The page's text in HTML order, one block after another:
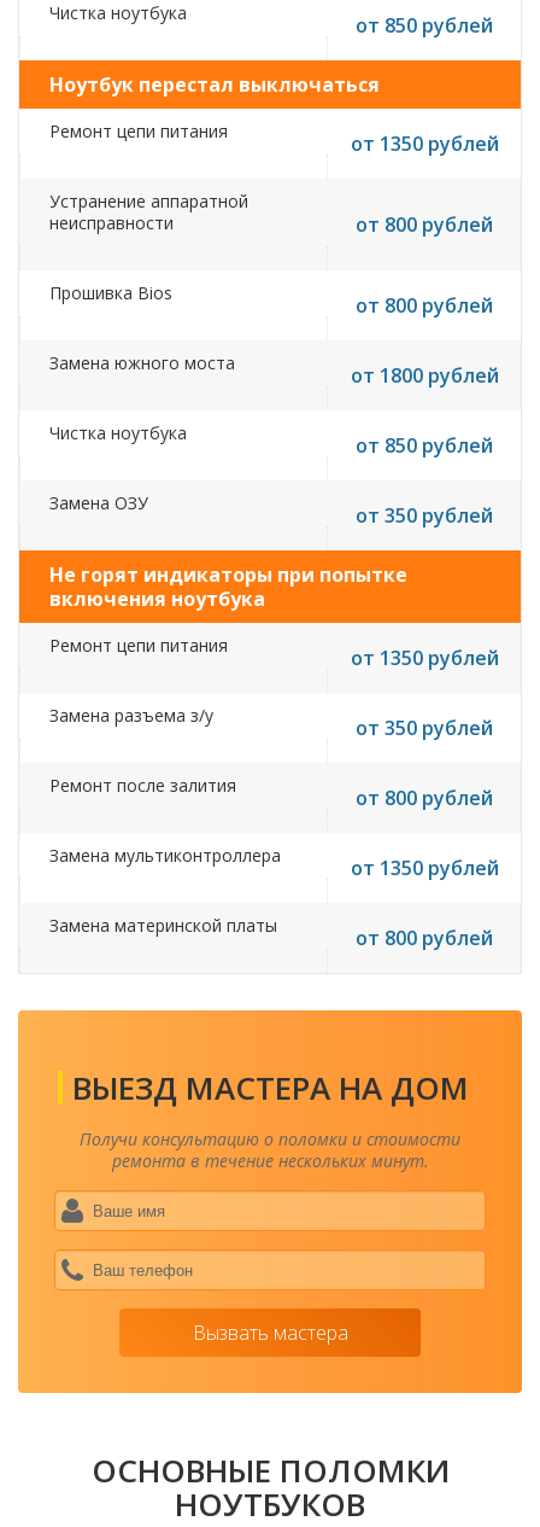
Чистка ноутбука от 850 рублей
Ноутбук перестал выключаться
Ремонт цепи питания от 1350 рублей
Устранение аппаратной
неисправности
от 800 рублей
Прошивка Bios от 800 рублей
Замена южного моста от 1800 рублей
Чистка ноутбука от 850 рублей
Замена ОЗУ от 350 рублей
Не горят индикаторы при попытке
включения ноутбука
Ремонт цепи питания от 1350 рублей
Замена разъема з/у от 350 рублей
Ремонт после залития от 800 рублей
Замена мультиконтроллера от 1350 рублей
Замена материнской платы от 800 рублей
ВЫЕЗД МАСТЕРА НА ДОМ
Получи консультацию о поломки и стоимости
ремонта в течение нескольких минут.
Вызвать мастера
ОСНОВНЫЕ ПОЛОМКИ
НОУТБУКОВ